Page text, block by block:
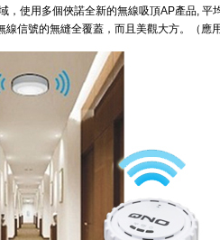
，使用多個俠諾全新的無線吸頂AP產品, 平
信號的無縫全覆蓋，而且美觀大方。（應用